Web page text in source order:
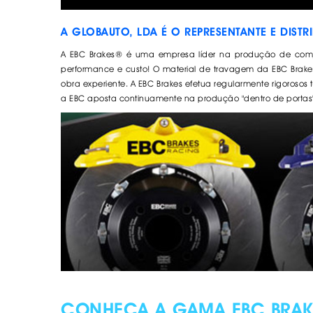
. TAPETES
. TAPETES
. TAPETES
. TAPETES
MALA
. TAPETES
. TAPETES
MALA
A GLOBAUTO, LDA É O REPRESENTANTE E
A EBC Brakes® é uma empresa líder na produção de
performance e custo! O material de travagem da EBC
obra experiente. A EBC Brakes efetua regularmente
a EBC aposta continuamente na produção "dentro de